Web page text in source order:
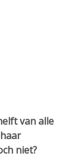
van alle
niet?